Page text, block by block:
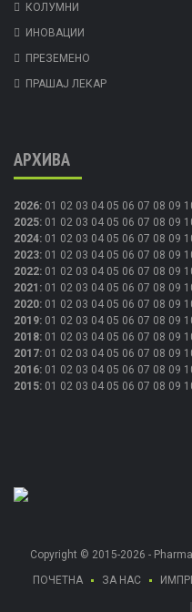
КОЛУМНИ
ИНОВАЦИИ
ПРЕЗЕМЕНО
ПРАШАЈ ЛЕКАР
АРХИВА
2026: 01 02 03 04 05 06 07 08 09
2025: 01 02 03 04 05 06 07 08 09
2024: 01 02 03 04 05 06 07 08 09
2023: 01 02 03 04 05 06 07 08 09
2022: 01 02 03 04 05 06 07 08 09
2021 : 01 02 03 04 05 06 07 08 09
2020: 01 02 03 04 05 06 07 08 09
2019: 01 02 03 04 05 06 07 08 09
2018: 01 02 03 04 05 06 07 08 09
2017: 01 02 03 04 05 06 07 08 09
2016: 01 02 03 04 05 06 07 08 09
2015: 01 02 03 04 05 06 07 08 09
Copyright © 2015-2026 -
ПОЧЕТНА
ЗА НАС